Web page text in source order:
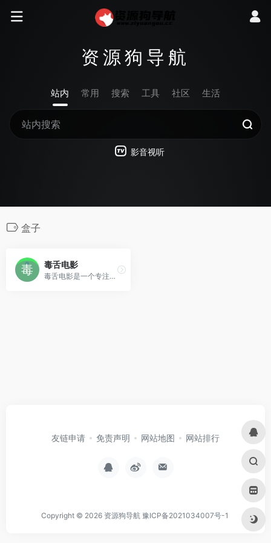
资源狗导航
站内 常用 搜索 工具 社区 生活
影音视听
盒子
毒舌电影
毒舌电影是一个专注于在线电影观看的综合平台，提供丰富的影视资源。
友链申请 免责声明 网站地图 网站排行
Copyright © 2026 资源狗导航 豫ICP备2021034007号-1